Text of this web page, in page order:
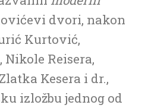
dvori, nakon
Kurtović,
Nikole Reisera,
Kesera i dr.,
izložbu jednog od